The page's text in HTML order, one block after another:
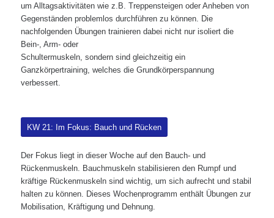
um Alltagsaktivitäten wie z.B. Treppensteigen oder Anheben von
Gegenständen problemlos durchführen zu können. Die
nachfolgenden Übungen trainieren dabei nicht nur isoliert die
Bein-, Arm- oder
Schultermuskeln, sondern sind gleichzeitig ein
Ganzkörpertraining, welches die Grundkörperspannung
verbessert.
KW 21: Im Fokus: Bauch und Rücken
Der Fokus liegt in dieser Woche auf den Bauch- und
Rückenmuskeln. Bauchmuskeln stabilisieren den Rumpf und
kräftige Rückenmuskeln sind wichtig, um sich aufrecht und stabil
halten zu können. Dieses Wochenprogramm enthält Übungen zur
Mobilisation, Kräftigung und Dehnung.